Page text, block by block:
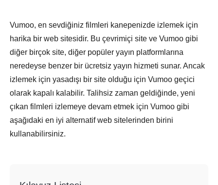
Vumoo, en sevdiğiniz filmleri kanepenizde izlemek için
harika bir web sitesidir. Bu çevrimiçi site ve Vumoo gibi
diğer birçok site, diğer popüler yayın platformlarına
neredeyse benzer bir ücretsiz yayın hizmeti sunar. Ancak
izlemek için yasadışı bir site olduğu için Vumoo geçici
olarak kapalı kalabilir. Talihsiz zaman geldiğinde, yeni
çıkan filmleri izlemeye devam etmek için Vumoo gibi
aşağıdaki en iyi alternatif web sitelerinden birini
kullanabilirsiniz.